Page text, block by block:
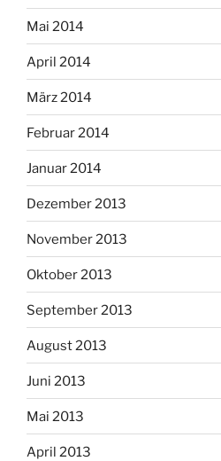
Mai 2014
April 2014
März 2014
Februar 2014
Januar 2014
Dezember 2013
November 2013
Oktober 2013
September 2013
August 2013
Juni 2013
Mai 2013
April 2013